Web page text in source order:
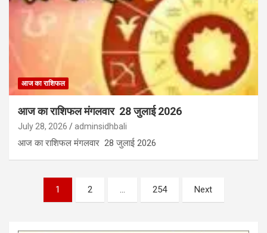
आज का राशिफल
आज का राशिफल मंगलवार 28 जुलाई 2026
July 28, 2026 adminsidhbali
आज का राशिफल मंगलवार 28 जुलाई 2026
pagination
1 2 … 254 Next